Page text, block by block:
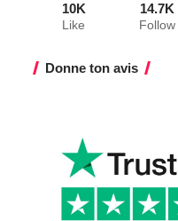
10K
Like
14.7K
Follow
Donne ton avis